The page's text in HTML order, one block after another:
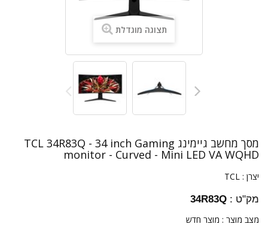
תצוגה מוגדלת
מסך מחשב גיימינג TCL 34R83Q - 34 inch Gaming
monitor - Curved - Mini LED VA WQHD
יצרן : TCL
מק"ט : 34R83Q
מצב מוצר : מוצר חדש